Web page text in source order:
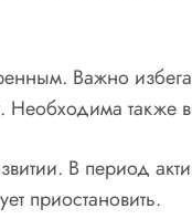
Важно
также
В период
приостановить.